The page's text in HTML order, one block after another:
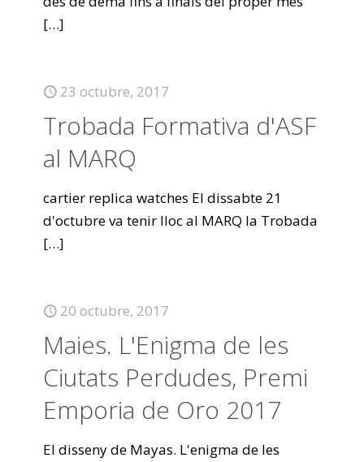
[…]
23 octubre, 2017
Trobada Formativa d'ASF
al MARQ
cartier replica watches El dissabte 21
d'octubre va tenir lloc al MARQ la Trobada
[…]
20 octubre, 2017
Maies. L'Enigma de les
Ciutats Perdudes, Premi
Emporia de Oro 2017
El disseny de Mayas. L'enigma de les